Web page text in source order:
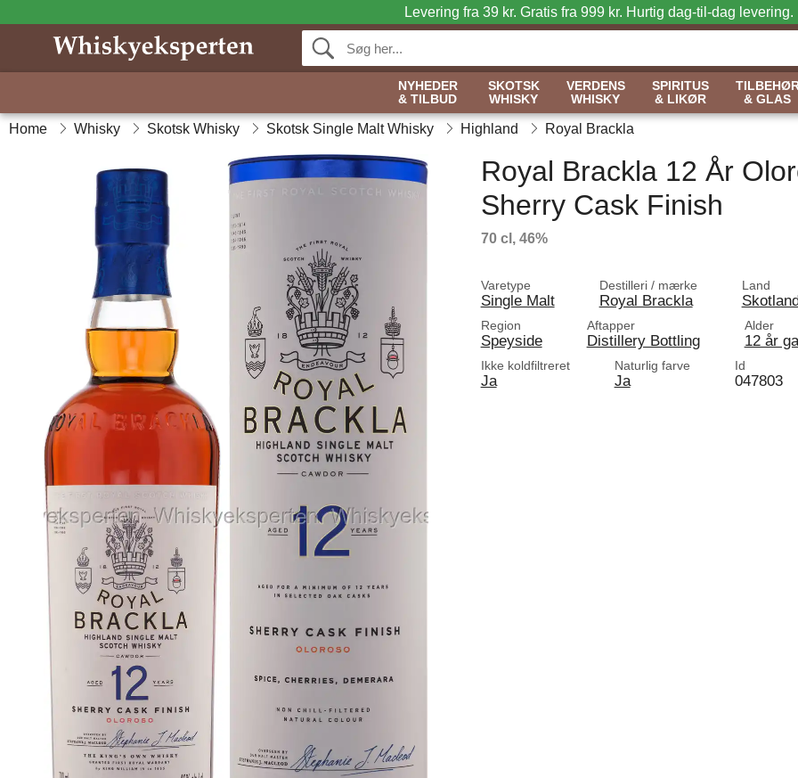
Levering fra 39 kr. Gratis fra 999 kr. Hurtig dag-til-dag levering.
NYHEDER
& TILBUD
SKOTSK
WHISKY
VERDENS
WHISKY
SPIRITUS
& LIKØR
& GLAS
Home Whisky Skotsk Whisky Skotsk Single Malt Whisky Highland Royal Brackla
Royal Brackla 12 År
Sherry Cask Finish
70 cl, 46%
Varetype
Single Malt
Destilleri / mærke
Royal Brackla
Land
Region
Speyside
Aftapper
Distillery Bottling
Alder
12 år
Ikke koldfiltreret
Ja
Naturlig farve
Ja
Id
047803